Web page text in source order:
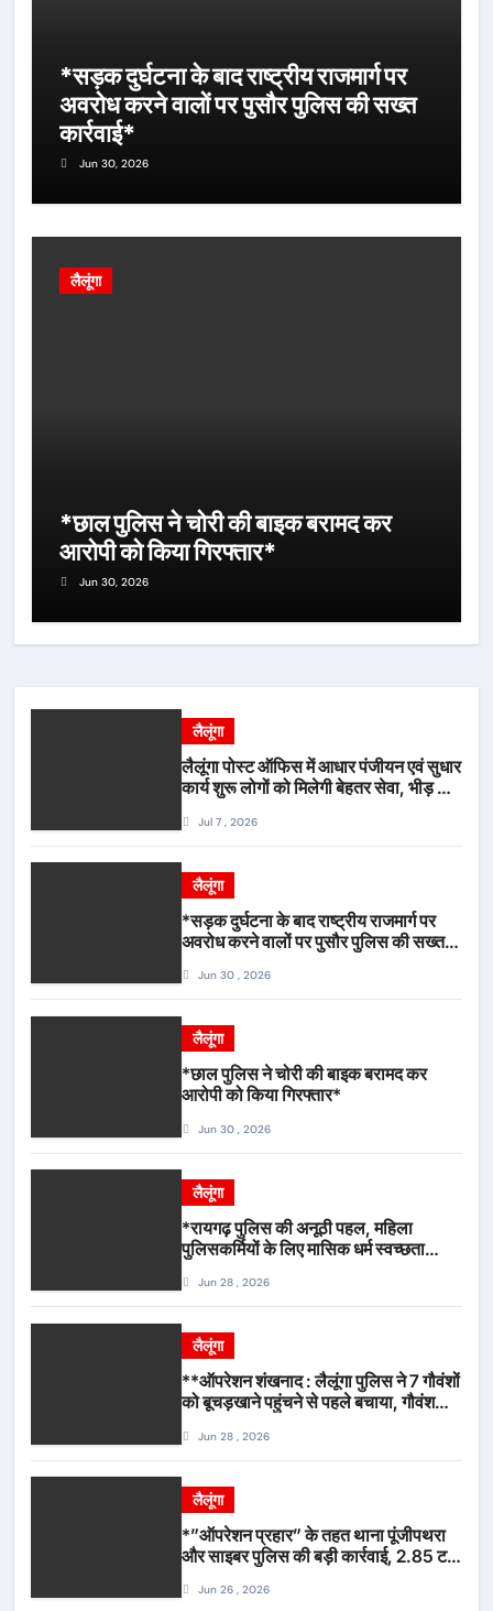
*सड़क दुर्घटना के बाद राष्ट्रीय राजमार्ग पर
अवरोध करने वालों पर पुसौर पुलिस की सख्त
कार्रवाई*
Jun 30, 2026
लैलूंगा
*छाल पुलिस ने चोरी की बाइक बरामद कर
आरोपी को किया गिरफ्तार*
Jun 30, 2026
लैलूंगा
लैलूंगा पोस्ट ऑफिस में आधार पंजीयन एवं सुधार
कार्य शुरू लोगों को मिलेगी बेहतर सेवा, भीड़ से
Jul 7 , 2026
लैलूंगा
*सड़क दुर्घटना के बाद राष्ट्रीय राजमार्ग पर
अवरोध करने वालों पर पुसौर पुलिस की सख्त
Jun 30 , 2026
लैलूंगा
*छाल पुलिस ने चोरी की बाइक बरामद कर
आरोपी को किया गिरफ्तार*
Jun 30 , 2026
लैलूंगा
*रायगढ़ पुलिस की अनूठी पहल, महिला
पुलिसकर्मियों के लिए मासिक धर्म स्वच्छता
Jun 28 , 2026
लैलूंगा
**ऑपरेशन शंखनाद : लैलूंगा पुलिस ने 7 गौवंशों
को बूचड़खाने पहुंचने से पहले बचाया, गौवंश
Jun 28 , 2026
लैलूंगा
*”ऑपरेशन प्रहार” के तहत थाना पूंजीपथरा
और साइबर पुलिस की बड़ी कार्रवाई, 2.85 टन
Jun 26 , 2026